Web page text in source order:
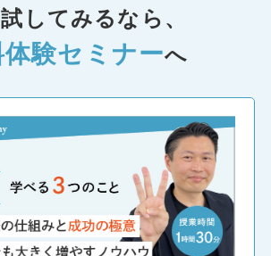
してみるなら、
験セミナーへ